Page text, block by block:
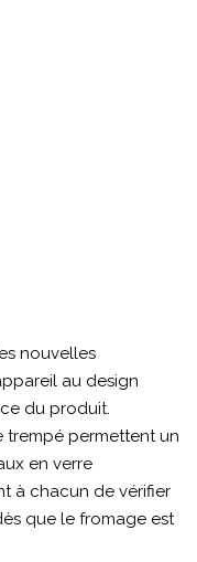
nouvelles
au design
du produit.
trempé permettent un
en verre
à chacun de vérifier
que le fromage est